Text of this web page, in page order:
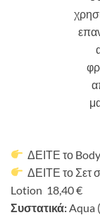
ΔΕΙΤΕ το
ΔΕΙΤΕ το Σετ
Lotion 18,40€
Συστατικά:Aqua